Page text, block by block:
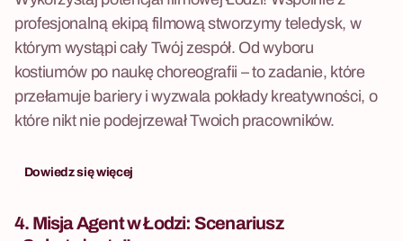
profesjonalną ekipą filmową stworzymy teledysk, w
którym wystąpi cały Twój zespół. Od wyboru
kostiumów po naukę choreografii – to zadanie, które
przełamuje bariery i wyzwala pokłady kreatywności, o
które nikt nie podejrzewał Twoich pracowników.
Dowiedz się więcej
4. Misja Agent w Łodzi: Scenariusz